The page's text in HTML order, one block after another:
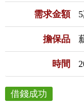
需求金額
擔保品
時間
借錢成功